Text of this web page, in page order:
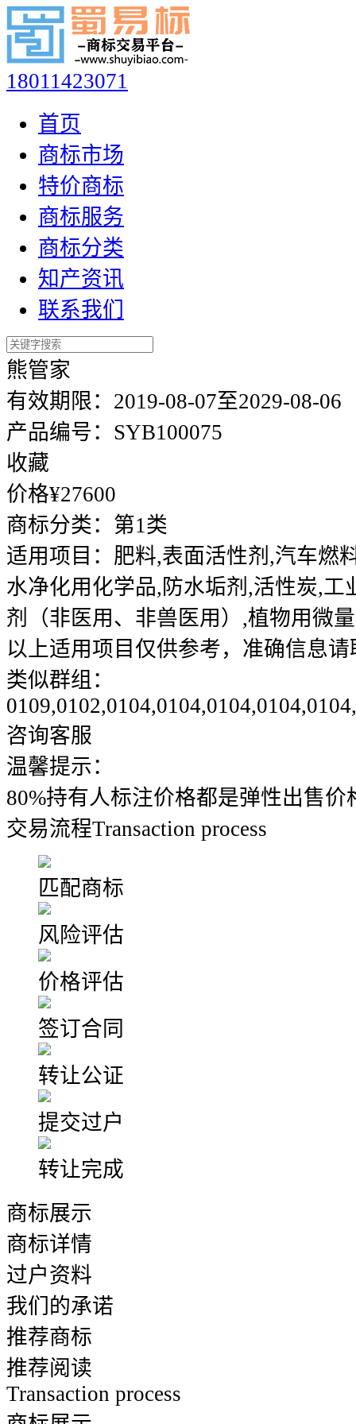
18011423071
首页
商标市场
特价商标
商标服务
商标分类
知产资讯
联系我们
熊管家
有效期限： 2019-08-07至2029-08-06
产品编号： SYB100075
收藏
价格¥27600
商标分类： 第1类
适用项目： 肥料,表面活性剂,汽车燃
水净化用化学品,防水垢剂,活性炭,工
剂（非医用、非兽医用）,植物用微
以上适用项目仅供参考，准确信息
类似群组：
咨询客服
温馨提示：
80%持有人标注价格都是弹性出售
交易流程Transaction process
匹配商标
风险评估
价格评估
签订合同
转让公证
提交过户
转让完成
商标展示
商标详情
过户资料
我们的承诺
推荐商标
推荐阅读
Transaction process